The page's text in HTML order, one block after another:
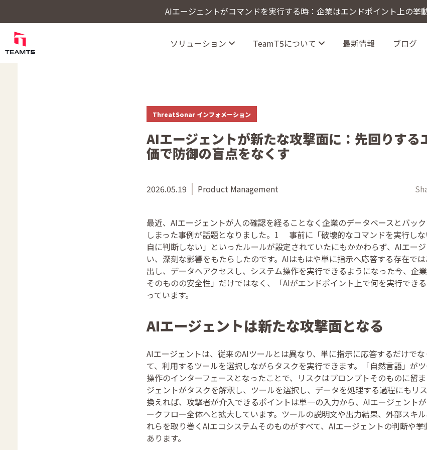
AIエージェントがコマンドを実行する時：企業はエンドポイント上の挙
ソリューション TeamT5について 最新情報 ブログ
ThreatSonar インフォメーション
AIエージェントが新たな攻撃面に：先回りする
価で防御の盲点をなくす
2026.05.19 Product Management
最近、AIエージェントが人の確認を経ることなく企業のデータベースとバッ
しまった事例が話題となりました。1 事前に「破壊的なコマンドを実行し
自に判断しない」といったルールが設定されていたにもかかわらず、AIエー
い、深刻な影響をもたらしたのです。AIはもはや単に指示へ応答する存在で
出し、データへアクセスし、システム操作を実行できるようになった今、企
そのものの安全性」だけではなく、「AIがエンドポイント上で何を実行でき
っています。
AIエージェントは新たな攻撃面となる
AIエージェントは、従来のAIツールとは異なり、単に指示に応答するだけで
て、利用するツールを選択しながらタスクを実行できます。「自然言語」が
操作のインターフェースとなったことで、リスクはプロンプトそのものに留
ジェントがタスクを解釈し、ツールを選択し、データを処理する過程にもリ
換えれば、攻撃者が介入できるポイントは単一の入力から、AIエージェント
ークフロー全体へと拡大しています。ツールの説明文や出力結果、外部スキ
れらを取り巻くAIエコシステムそのものがすべて、AIエージェントの判断や
あります。